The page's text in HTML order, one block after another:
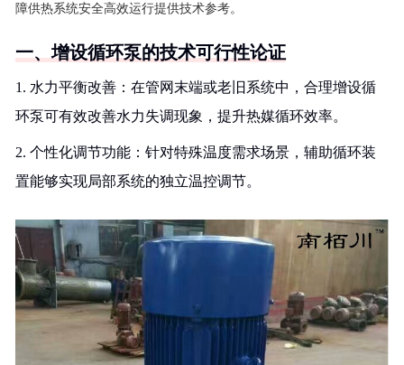
障供热系统安全高效运行提供技术参考。
一、增设循环泵的技术可行性论证
1. 水力平衡改善：在管网末端或老旧系统中，合理增设循
环泵可有效改善水力失调现象，提升热媒循环效率。
2. 个性化调节功能：针对特殊温度需求场景，辅助循环装
置能够实现局部系统的独立温控调节。